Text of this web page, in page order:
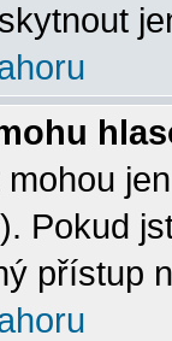
mohou
Pokud
přístup